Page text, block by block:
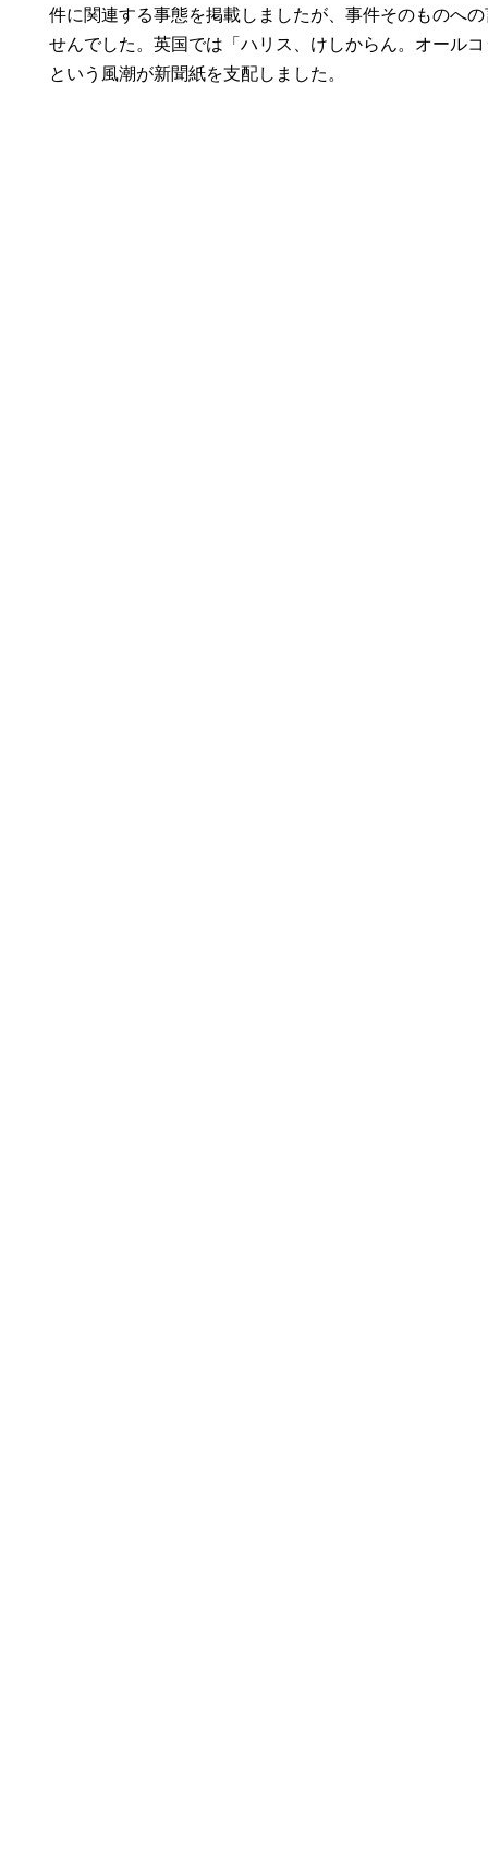
件に関連する事態を掲載しましたが、事件そのものへ
せんでした。英国では「ハリス、けしからん。オール
という風潮が新聞紙を支配しました。